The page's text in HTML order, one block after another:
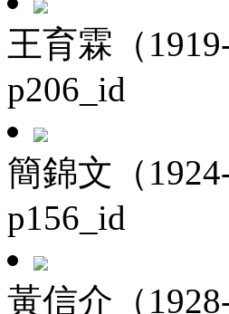
王育霖（1919-
p206_id
簡錦文（1924-
p156_id
黃信介（1928-